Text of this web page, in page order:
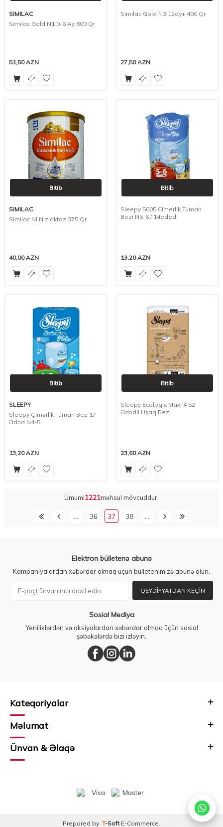
SIMILAC
Similac Gold N1 0-6 Ay 800 Qr
51,50AZN
Similac Gold N3 12ay+ 400 Qr
27,50AZN
Bitib
SIMILAC
Similac Nl Nizlaktoz 375 Qr
40,00AZN
Bitib
Sleepy 5005 Cimerlik Tuman
Bezi N5-6 / 14eded
13,20AZN
Bitib
SLEEPY
Sleepy Çimərlik Tuman Bez 17
Ədəd N4-5
13,20AZN
Bitib
Sleepy Ecologic Maxi 4 52
Ədədli Uşaq Bezi
23,60AZN
Ümumi1221məhsul mövcuddur.
36 37 38
Elektron bülletenə abunə
Kampaniyalardan xəbərdar olmaq üçün bülletenimizə abunə olun.
QEYDIYYATDAN KEÇIN
Sosial Mediya
Yeniliklərdən və aksiyalardan xəbərdar olmaq üçün sosial
şəbəkələrdə bizi izləyin.
Kateqoriyalar
Məlumat
Ünvan & Əlaqə
Prepared by T-Soft E-Commerce.